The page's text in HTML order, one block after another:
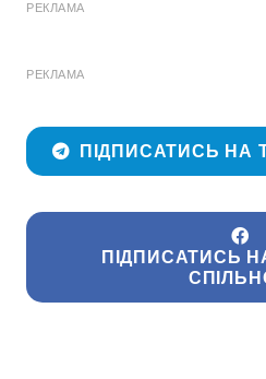
РЕКЛАМА
РЕКЛАМА
ПІДПИСАТИСЬ НА
ПІДПИСАТИСЬ